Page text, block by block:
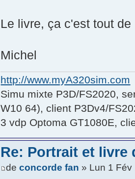
Le livre, ça c'est tout
Michel
http://www.myA320sim.com
Simu mixte P3D/FS2020,
W10 64), client P3Dv4/
3 vdp Optoma GT1080E,
Re: Portrait et livre
deconcorde fan » Lun 1